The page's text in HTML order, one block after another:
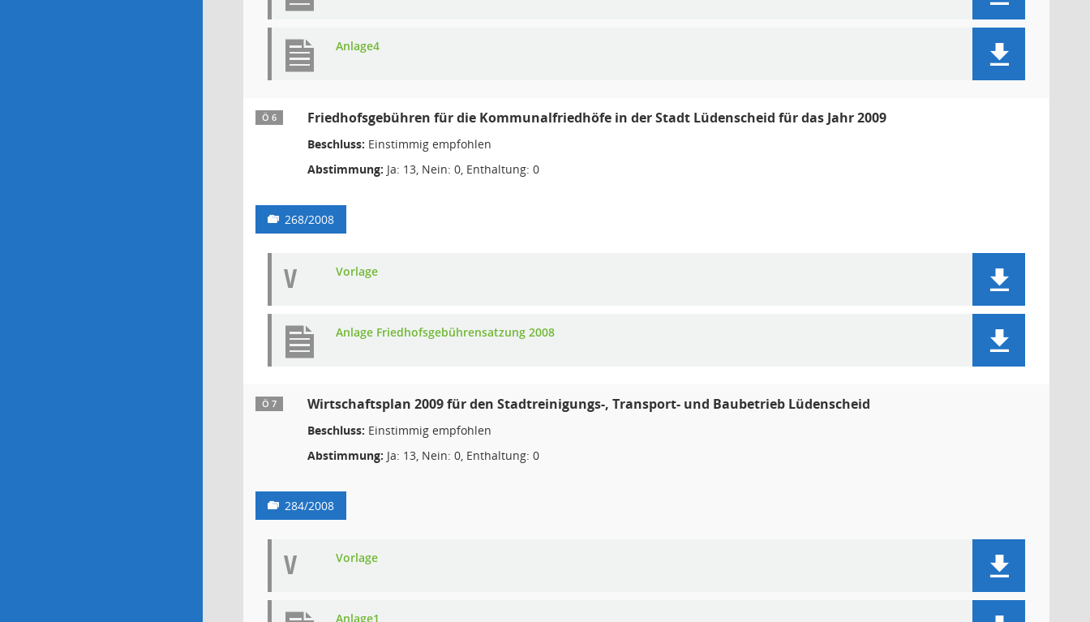
Anlage4
Ö 6 Friedhofsgebühren für die Kommunalfriedhöfe in der Stadt Lüdenscheid für das Jahr 2009
Beschluss: Einstimmig empfohlen
Abstimmung: Ja: 13, Nein: 0, Enthaltung: 0
268/2008
V Vorlage
Anlage Friedhofsgebührensatzung 2008
Ö 7 Wirtschaftsplan 2009 für den Stadtreinigungs-, Transport- und Baubetrieb Lüdenscheid
Beschluss: Einstimmig empfohlen
Abstimmung: Ja: 13, Nein: 0, Enthaltung: 0
284/2008
V Vorlage
Anlage1